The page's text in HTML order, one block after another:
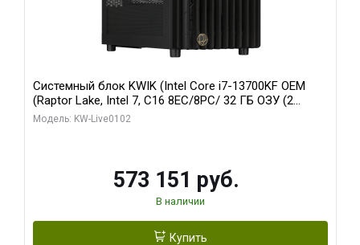
Системный блок KWIK (Intel Core i7-13700KF OEM
(Raptor Lake, Intel 7, C16 8EC/8PC/ 32 ГБ ОЗУ (2
модуля)/ Afox RTX4090 24GB GDDR6X 384-Bit 3xDP
Модель: KW-Live0102
573 151 руб.
В наличии
Купить